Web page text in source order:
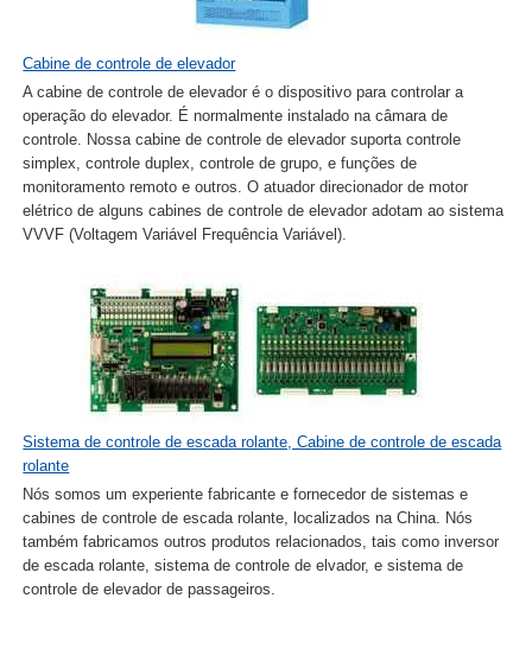
Cabine de controle de elevador
A cabine de controle de elevador é o dispositivo para controlar a
operação do elevador. É normalmente instalado na câmara de
controle. Nossa cabine de controle de elevador suporta controle
simplex, controle duplex, controle de grupo, e funções de
monitoramento remoto e outros. O atuador direcionador de motor
elétrico de alguns cabines de controle de elevador adotam ao sistema
VVVF (Voltagem Variável Frequência Variável).
Sistema de controle de escada rolante, Cabine de controle de escada
rolante
Nós somos um experiente fabricante e fornecedor de sistemas e
cabines de controle de escada rolante, localizados na China. Nós
também fabricamos outros produtos relacionados, tais como inversor
de escada rolante, sistema de controle de elvador, e sistema de
controle de elevador de passageiros.